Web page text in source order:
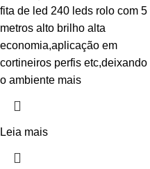
fita de led 240 leds rolo com 5
metros alto brilho alta
economia,aplicação em
cortineiros perfis etc,deixando
o ambiente mais
Leia mais